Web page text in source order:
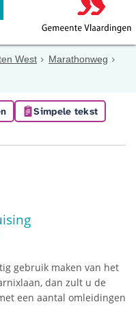
West
Marathonweg
Simpele tekst
gebruik maken van het
dan zult u de
een aantal omleidingen